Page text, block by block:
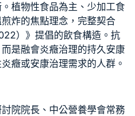
植物性食品為主、少加工食
炸的焦點理念，完整契合
）》提倡的飲食構造。抗
是融會炎癥治理的持久安康
癥或安康治理需求的人群。
院院長、中公營養學會常務